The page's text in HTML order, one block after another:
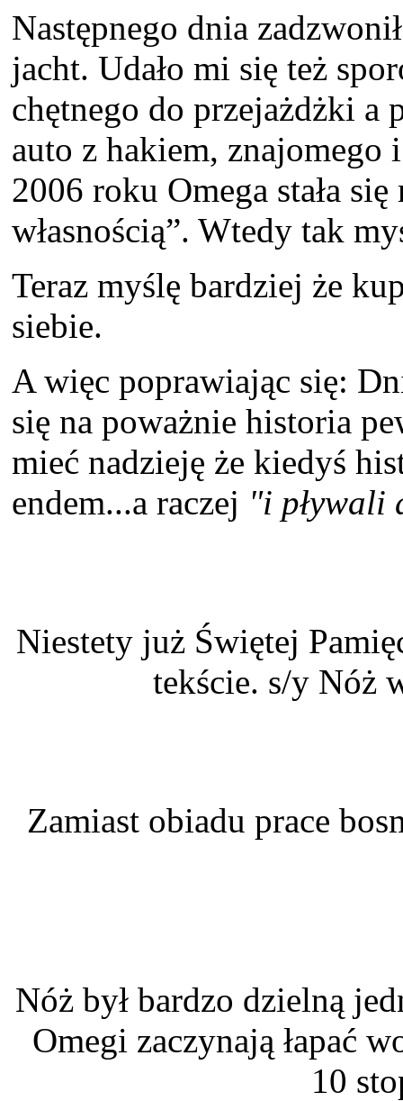
Następnego dnia
jacht. Udało mi się też
chętnego do przejażdżki a
auto z hakiem,
2006 roku Omega stała
własnością”. Wtedy tak
Teraz myślę bardziej że
siebie.
A więc poprawiając się:
się na poważnie historia
mieć nadzieję że kiedyś
endem...a raczej "i pływali
Niestety już Świętej
tekście. s/y Nóż
Zamiast obiadu prace
Nóż był bardzo dzielną
Omegi zaczynają łapać
10